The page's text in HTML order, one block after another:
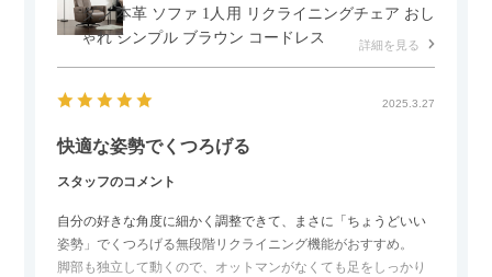
ダン 本革 ソファ 1人用 リクライニングチェア おし
ゃれ シンプル ブラウン コードレス
詳細を見る
2025.3.27
快適な姿勢でくつろげる
スタッフのコメント
自分の好きな角度に細かく調整できて、まさに「ちょうどいい
姿勢」でくつろげる無段階リクライニング機能がおすすめ。
脚部も独立して動くので、オットマンがなくても足をしっかり